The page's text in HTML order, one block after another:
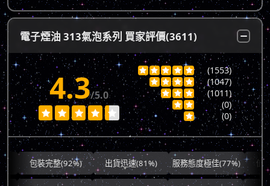
電子煙油 313氣泡系列 買家評價(3611)
4.3/5.0
    
     (1553)
    (1047)
   (1011)
  (0)
 (0)
包裝完整(92%) 出貨迅速(81%) 服務態度極佳(77%) 值得信賴